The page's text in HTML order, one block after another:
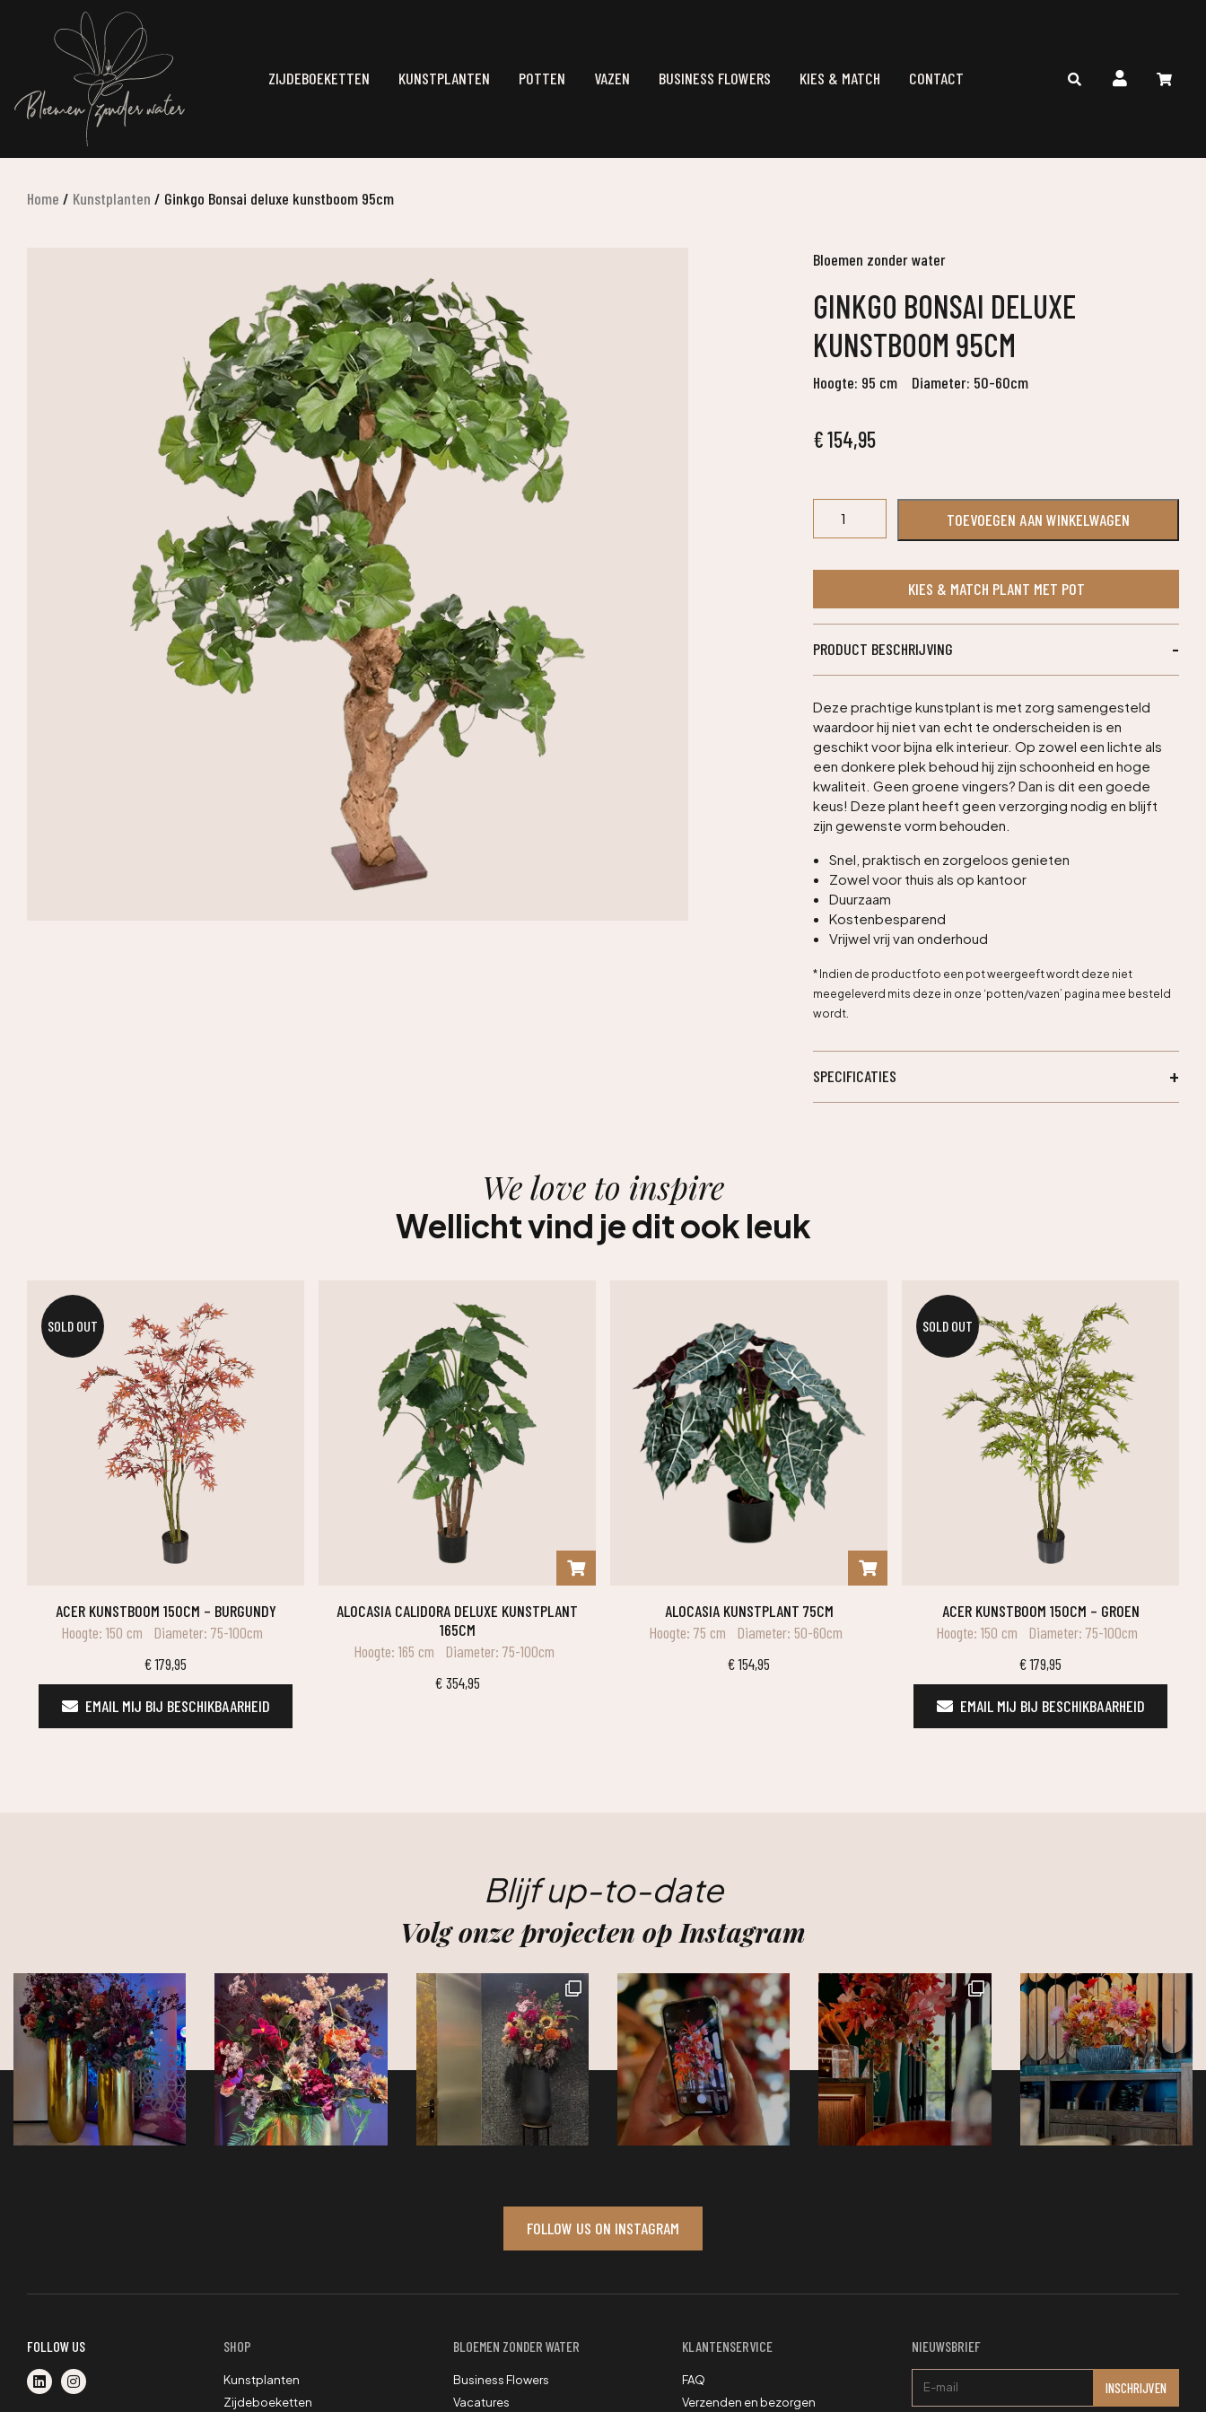
ZIJDEBOEKETTEN KUNSTPLANTEN POTTEN VAZEN BUSINESS FLOWERS KIES & MATCH CONTACT
Home / Kunstplanten / Ginkgo Bonsai deluxe kunstboom 95cm
Bloemen zonder water
GINKGO BONSAI DELUXE
KUNSTBOOM 95CM
Hoogte: 95 cm Diameter: 50-60cm
€154,95
Bonsai
kunstboom
aantal
TOEVOEGEN AAN WINKELWAGEN
KIES & MATCH PLANT MET POT
PRODUCT BESCHRIJVING
Deze prachtige kunstplant is met zorg samengesteld
waardoor hij niet van echt te onderscheiden is en
geschikt voor bijna elk interieur. Op zowel een lichte als
een donkere plek behoud hij zijn schoonheid en hoge
kwaliteit. Geen groene vingers? Dan is dit een goede
keus! Deze plant heeft geen verzorging nodig en blijft
zijn gewenste vorm behouden.
Snel, praktisch en zorgeloos genieten
Zowel voor thuis als op kantoor
Duurzaam
Kostenbesparend
Vrijwel vrij van onderhoud
* Indien de productfoto een pot weergeeft wordt deze niet
meegeleverd mits deze in onze ‘potten/vazen’ pagina mee besteld
wordt.
SPECIFICATIES
We love to inspire
Wellicht vind je dit ook leuk
SOLD OUT
ACER KUNSTBOOM 150CM – BURGUNDY
Hoogte: 150 cm
Diameter: 75-100cm
€179,95
EMAIL MIJ BIJ BESCHIKBAARHEID
ALOCASIA CALIDORA DELUXE KUNSTPLANT
165CM
Hoogte: 165 cm
Diameter: 75-100cm
€ 354,95
ALOCASIA KUNSTPLANT 75CM
Hoogte: 75 cm
Diameter: 50-60cm
€154,95
SOLD OUT
ACER KUNSTBOOM 150CM – GROEN
Hoogte: 150 cm
Diameter: 75-100cm
€179,95
EMAIL MIJ BIJ BESCHIKBAARHEID
Blijf up-to-date
Volg onze projecten op Instagram
FOLLOW US ON INSTAGRAM
FOLLOW US SHOP
Kunstplanten
Zijdeboeketten
BLOEMEN ZONDER WATER
Business Flowers
Vacatures
KLANTENSERVICE
FAQ
Verzenden en bezorgen
NIEUWSBRIEF